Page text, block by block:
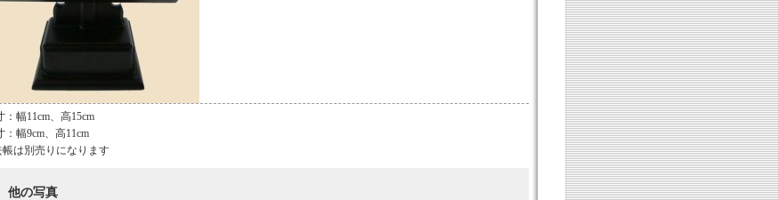
：幅11cm、高15cm
：幅9cm、高11cm
帳は別売りになります
他の写真